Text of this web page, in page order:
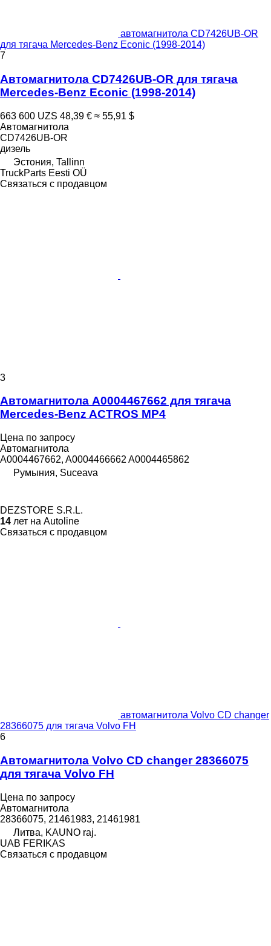
автомагнитола CD7426UB-OR
для тягача Mercedes-Benz Econic (1998-2014)
7
Автомагнитола CD7426UB-OR для тягача
Mercedes-Benz Econic (1998-2014)
663 600 UZS 48,39 € ≈ 55,91 $
Автомагнитола
CD7426UB-OR
дизель
Эстония, Tallinn
TruckParts Eesti OÜ
Связаться с продавцом
3
Автомагнитола A0004467662 для тягача
Mercedes-Benz ACTROS MP4
Цена по запросу
Автомагнитола
A0004467662, A0004466662 A0004465862
Румыния, Suceava
DEZSTORE S.R.L.
14 лет на Autoline
Связаться с продавцом
автомагнитола Volvo CD changer
28366075 для тягача Volvo FH
6
Автомагнитола Volvo CD changer 28366075
для тягача Volvo FH
Цена по запросу
Автомагнитола
28366075, 21461983, 21461981
Литва, KAUNO raj.
UAB FERIKAS
Связаться с продавцом